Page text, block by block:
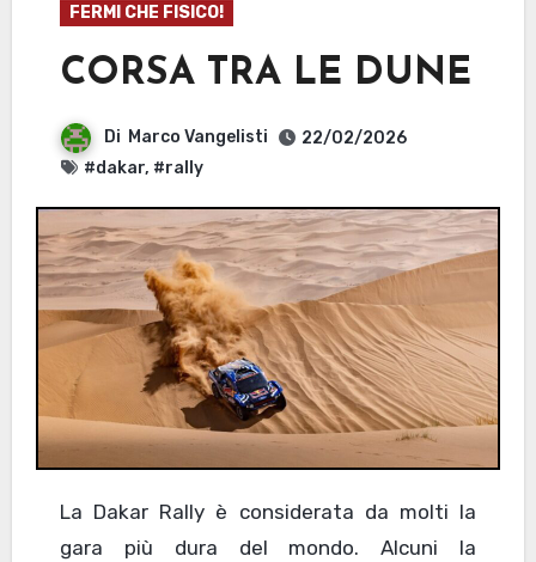
FERMI CHE FISICO!
CORSA TRA LE DUNE
Di Marco Vangelisti
22/02/2026
#dakar, #rally
La Dakar Rally è considerata da molti la
gara più dura del mondo. Alcuni la